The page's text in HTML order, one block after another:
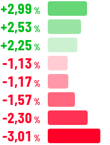
+2,99 %
+2,53 %
+2,25 %
-1,13 %
-1,17 %
-1,57 %
-2,30 %
-3,01 %